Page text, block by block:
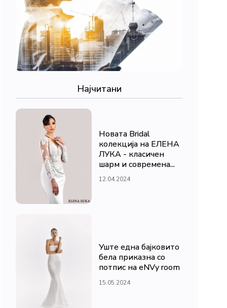
Најчитани
Новата Bridal
колекција на ЕЛЕНА
ЛУКА - класичен
шарм и современа...
12.04.2024
Уште една бајковито
бела приказна со
потпис на eNVy room
15.05.2024